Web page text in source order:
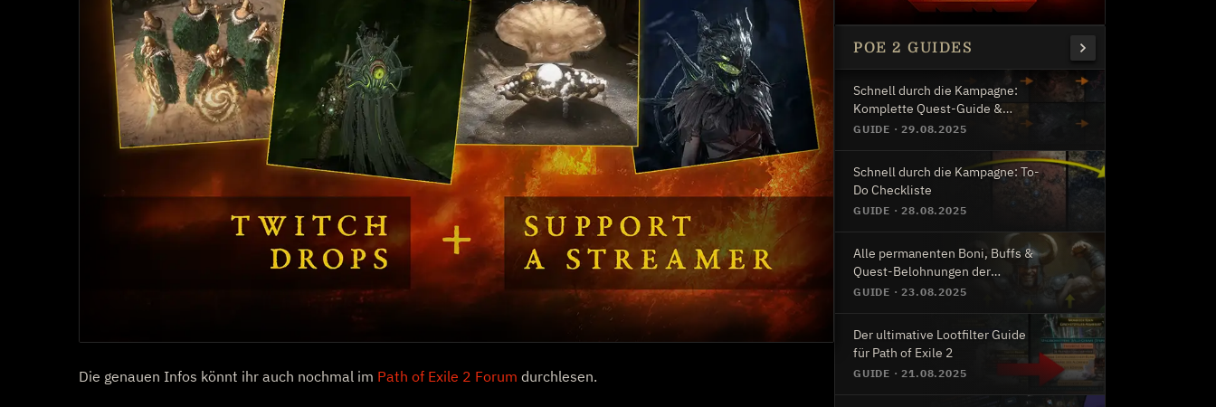
Die genauen Infos könnt ihr auch nochmal im Path of Exile 2 Forum durchlesen.
POE 2 GUIDES
Schnell durch die Kampagne:
Komplette Quest-Guide &
Allgemeine Tipps
GUIDE · 29.08.2025
Schnell durch die Kampagne: To-
Do Checkliste
GUIDE · 28.08.2025
Alle permanenten Boni, Buffs &
Quest-Belohnungen der
Kampagne
GUIDE · 23.08.2025
Der ultimative Lootfilter Guide
für Path of Exile 2
GUIDE · 21.08.2025